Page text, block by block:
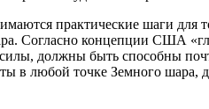
практические шаги для
Согласно концепции США
должны быть способны
в любой точке Земного шара,